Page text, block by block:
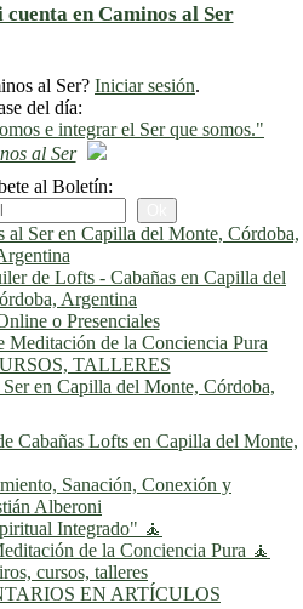
en Caminos al Ser
al Ser? Iniciar sesión.
del día:
e integrar el Ser que somos."
al Ser
al Boletín:
TALLERES
en Capilla del Monte, Córdoba,
Cabañas Lofts en Capilla del Monte,
Sanación, Conexión y
Alberoni
Integrado" 🧘
de la Conciencia Pura 🧘
cursos, talleres
EN ARTÍCULOS